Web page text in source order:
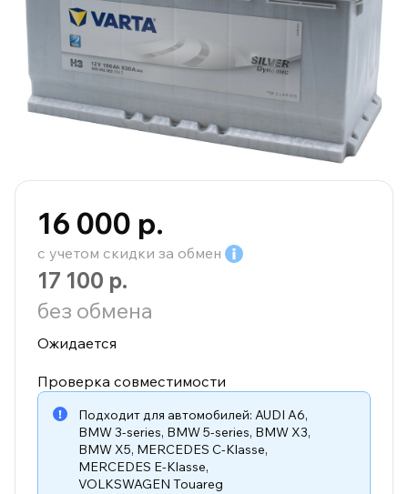
16 000 р.
с учетом скидки за обмен
17 100 р.
без обмена
Ожидается
Проверка совместимости
Подходит для автомобилей: AUDI A6,
BMW 3-series, BMW 5-series, BMW X3,
BMW X5, MERCEDES C-Klasse,
MERCEDES E-Klasse,
VOLKSWAGEN Touareg